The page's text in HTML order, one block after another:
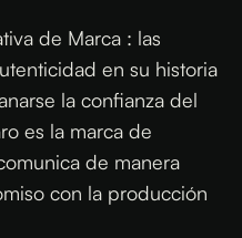
de Marca : las
en su historia
la confianza del
es la marca de
de manera
con la producción